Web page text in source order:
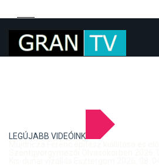
LEGÚJABB VIDEÓINK